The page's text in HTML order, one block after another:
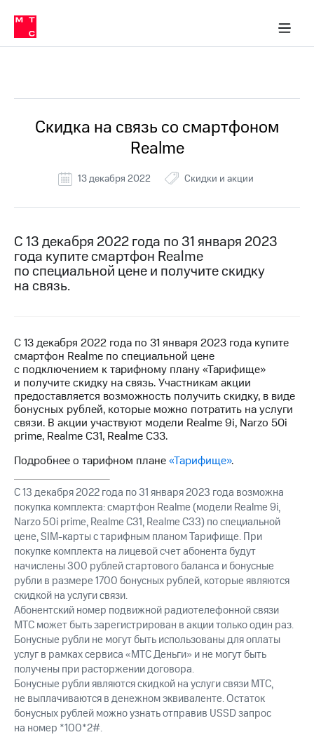
связь
и подписки
Интернет-магазин
30% на связь
кабинеты
Мобильная
и
Спутниковое
МТС
Деньги
номер
в МТС
Тарифы
Роуминг
Семейная
группа
Заказать
SIM-
карту
Оформить
eSIM
SIM-
карта
для
иностранцев
Оформить
чистый
номер
Выбрать
красивый
номер
Заменить
SIM-
карту
в МТС
Услуги
приложение
Мой
МТС
Акции
Тарифы
RED,
РИИЛ
и МТС
Супер
дешевле
при
с карты
Деньги
МТС
Premium
Подписка
на гигабайты
интернета,
фильмы,
музыка
и многое
другое
Семейная
группа
Скидка
на тарифы,
общие
Скидка на связь со смартфоном
Realme
13 декабря 2022 Скидки и акции
С 13 декабря 2022 года по 31 января 2023
года купите смартфон Realme
по специальной цене и получите скидку
на связь.
С 13 декабря 2022 года по 31 января 2023 года купите
смартфон Realme по специальной цене
с подключением к тарифному плану «Тарифище»
и получите скидку на связь. Участникам акции
предоставляется возможность получить скидку, в виде
бонусных рублей, которые можно потратить на услуги
связи. В акции участвуют модели Realme 9i, Narzo 50i
prime, Realme C31, Realme C33.
Подробнее о тарифном плане«Тарифище».
С 13 декабря 2022 года по 31 января 2023 года возможна
покупка комплекта: смартфон Realme (модели Realme 9i,
Narzo 50i prime, Realme C31, Realme C33) по специальной
цене, SIM-карты с тарифным планом Тарифище. При
покупке комплекта на лицевой счет абонента будут
начислены 300 рублей стартового баланса и бонусные
рубли в размере 1700 бонусных рублей, которые являются
скидкой на услуги связи.
Абонентский номер подвижной радиотелефонной связи
МТС может быть зарегистрирован в акции только один раз.
Бонусные рубли не могут быть использованы для оплаты
услуг в рамках сервиса «МТС Деньги» и не могут быть
получены при расторжении договора.
Бонусные рубли являются скидкой на услуги связи МТС,
не выплачиваются в денежном эквиваленте. Остаток
бонусных рублей можно узнать отправив USSD запрос
на номер *100*2#.